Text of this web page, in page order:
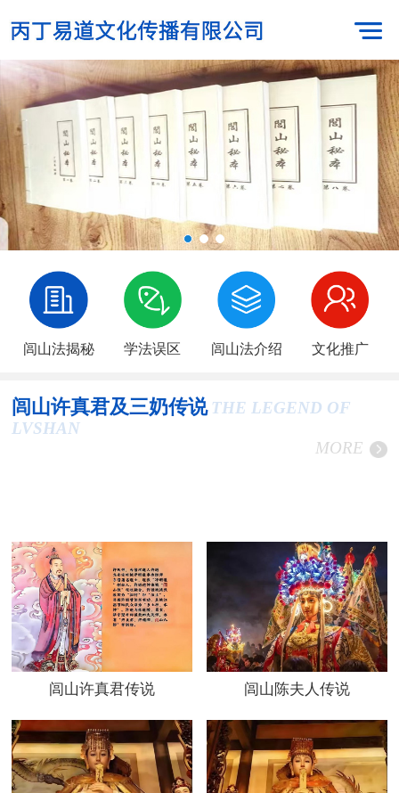
闾山法揭秘 学法误区 闾山法介绍 文化推广
闾山许真君及三奶传说 THE LEGEND OF
LVSHAN
MORE
闾山许真君传说 闾山陈夫人传说